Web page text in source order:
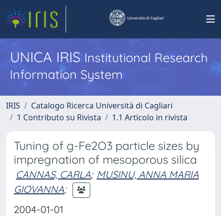
UNICA IRISInstitutional Research
Information System
IRIS
Catalogo Ricerca Università di Cagliari
1 Contributo su Rivista
1.1 Articolo in rivista
Tuning of g-Fe2O3 particle sizes by
impregnation of mesoporous silica
CANNAS, CARLA; MUSINU, ANNA MARIA
GIOVANNA;
2004-01-01